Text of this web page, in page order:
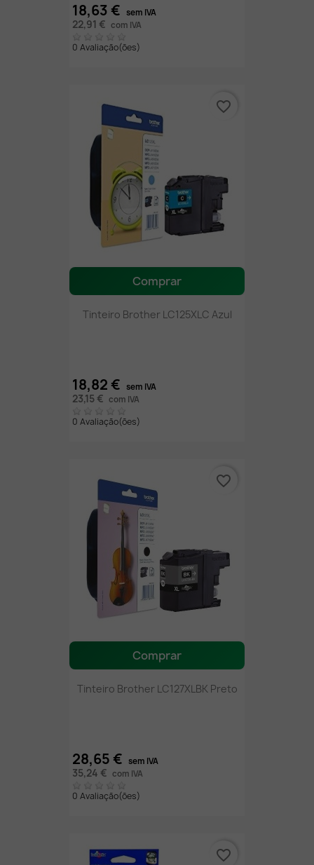
18,63 € sem IVA
22,91 € com IVA
0 Avaliação(ões)
Comprar
Tinteiro Brother LC125XLC Azul
18,82 € sem IVA
23,15 € com IVA
0 Avaliação(ões)
favorite_border
Comprar
Tinteiro Brother LC127XLBK Preto
28,65 € sem IVA
35,24 € com IVA
0 Avaliação(ões)
favorite_border
favorite_border